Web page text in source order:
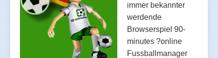
immer bekannter
werdende
Browserspiel 90-
minutes ?online
Fussballmanager